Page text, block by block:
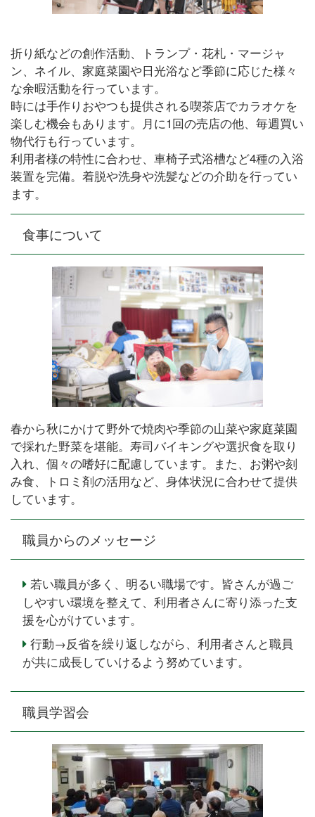
折り紙などの創作活動、トランプ・花札・マージャ
ン、ネイル、家庭菜園や日光浴など季節に応じた様々
な余暇活動を行っています。
時には手作りおやつも提供される喫茶店でカラオケを
楽しむ機会もあります。月に1回の売店の他、毎週買い
物代行も行っています。
利用者様の特性に合わせ、車椅子式浴槽など4種の入浴
装置を完備。着脱や洗身や洗髪などの介助を行ってい
ます。
食事について
春から秋にかけて野外で焼肉や季節の山菜や家庭菜園
で採れた野菜を堪能。寿司バイキングや選択食を取り
入れ、個々の嗜好に配慮しています。また、お粥や刻
み食、トロミ剤の活用など、身体状況に合わせて提供
しています。
職員からのメッセージ
若い職員が多く、明るい職場です。皆さんが過ご
しやすい環境を整えて、利用者さんに寄り添った支
援を心がけています。
行動→反省を繰り返しながら、利用者さんと職員
が共に成長していけるよう努めています。
職員学習会